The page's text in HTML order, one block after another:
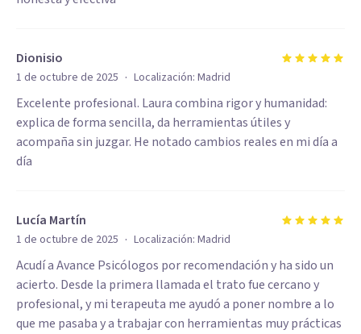
Dionisio
1 de octubre de 2025 · Localización: Madrid
Excelente profesional. Laura combina rigor y humanidad:
explica de forma sencilla, da herramientas útiles y
acompaña sin juzgar. He notado cambios reales en mi día a
día
Lucía Martín
1 de octubre de 2025 · Localización: Madrid
Acudí a Avance Psicólogos por recomendación y ha sido un
acierto. Desde la primera llamada el trato fue cercano y
profesional, y mi terapeuta me ayudó a poner nombre a lo
que me pasaba y a trabajar con herramientas muy prácticas